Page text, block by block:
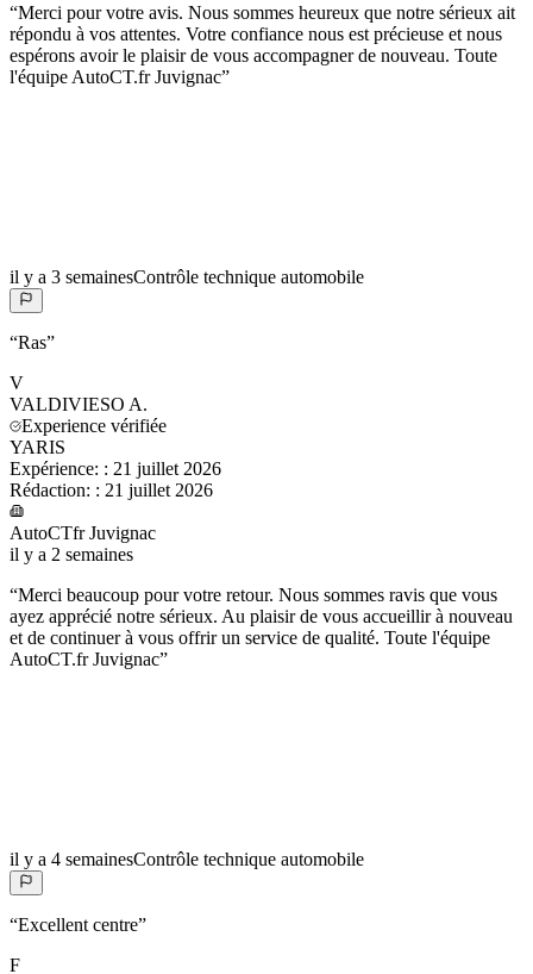
“Merci pour votre avis. Nous sommes heureux que notre sérieux ait
répondu à vos attentes. Votre confiance nous est précieuse et nous
espérons avoir le plaisir de vous accompagner de nouveau. Toute
l'équipe AutoCT.fr Juvignac”
il y a 3 semainesContrôle technique automobile
“Ras”
V
VALDIVIESO A.
Experience vérifiée
YARIS
Expérience: : 21 juillet 2026
Rédaction: : 21 juillet 2026
AutoCTfr Juvignac
il y a 2 semaines
“Merci beaucoup pour votre retour. Nous sommes ravis que vous
ayez apprécié notre sérieux. Au plaisir de vous accueillir à nouveau
et de continuer à vous offrir un service de qualité. Toute l'équipe
AutoCT.fr Juvignac”
il y a 4 semainesContrôle technique automobile
“Excellent centre”
F